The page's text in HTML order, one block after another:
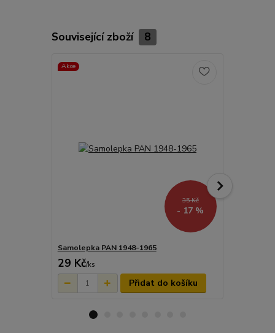
Související zboží 8
Akce
35 Kč
- 17 %
Samolepka PAN 1948-1965
29 Kč/ks
Přidat do košíku